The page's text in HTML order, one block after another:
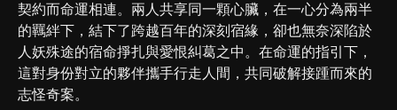
契約而命運相連。兩人共享同一顆心臟，在一心分為兩半
的羈絆下，結下了跨越百年的深刻宿緣，卻也無奈深陷於
人妖殊途的宿命掙扎與愛恨糾葛之中。在命運的指引下，
這對身份對立的夥伴攜手行走人間，共同破解接踵而來的
志怪奇案。